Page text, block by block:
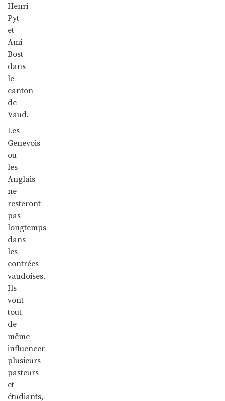
Henri
Pyt
et
Ami
Bost
dans
le
canton
de
Vaud.
Les
Genevois
ou
les
Anglais
ne
resteront
pas
longtemps
dans
les
contrées
vaudoises.
Ils
vont
tout
de
même
influencer
plusieurs
pasteurs
et
étudiants,